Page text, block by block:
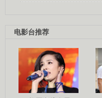
电影台推荐